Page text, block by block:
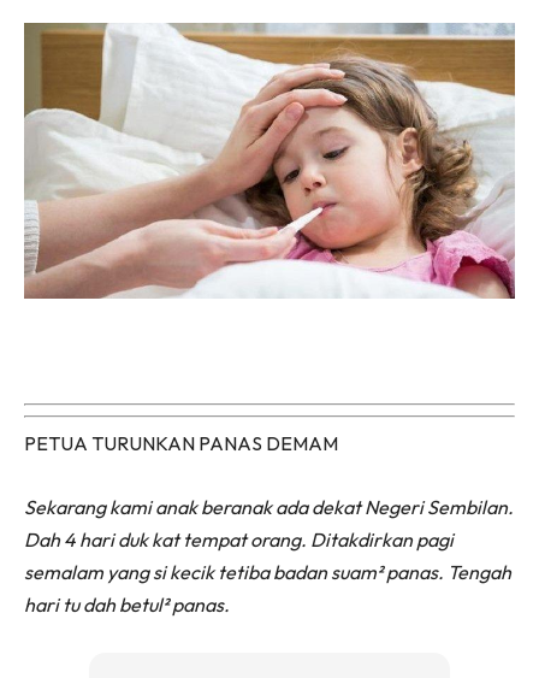
PETUA TURUNKAN PANAS DEMAM
Sekarang kami anak beranak ada dekat Negeri Sembilan.
Dah 4 hari duk kat tempat orang. Ditakdirkan pagi
semalam yang si kecik tetiba badan suam² panas. Tengah
hari tu dah betul² panas.